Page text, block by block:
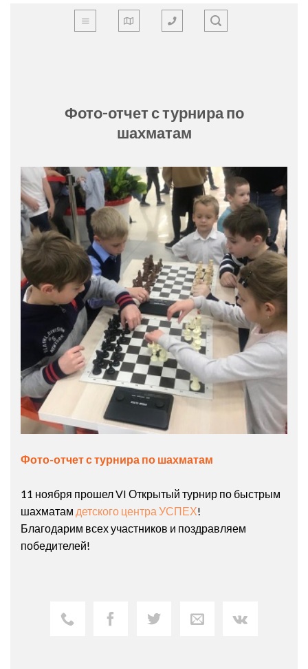
Фото-отчет с турнира по
шахматам
Фото-отчет с турнира по шахматам
11 ноября прошел VI Открытый турнир по быстрым
шахматам детского центра УСПЕХ!
Благодарим всех участников и поздравляем
победителей!